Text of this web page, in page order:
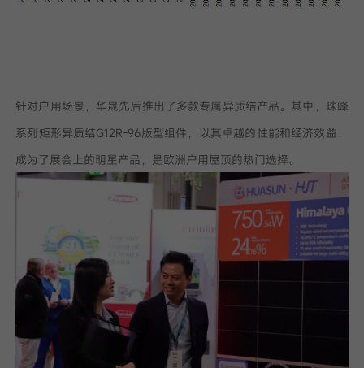
针对户用场景，华晟先后推出了多款专属异质结产品。其中，珠峰
系列矩形异质结G12R-96版型组件，以其卓越的性能和经济效益，
成为了展会上的明星产品，是欧洲户用屋顶的热门选择。